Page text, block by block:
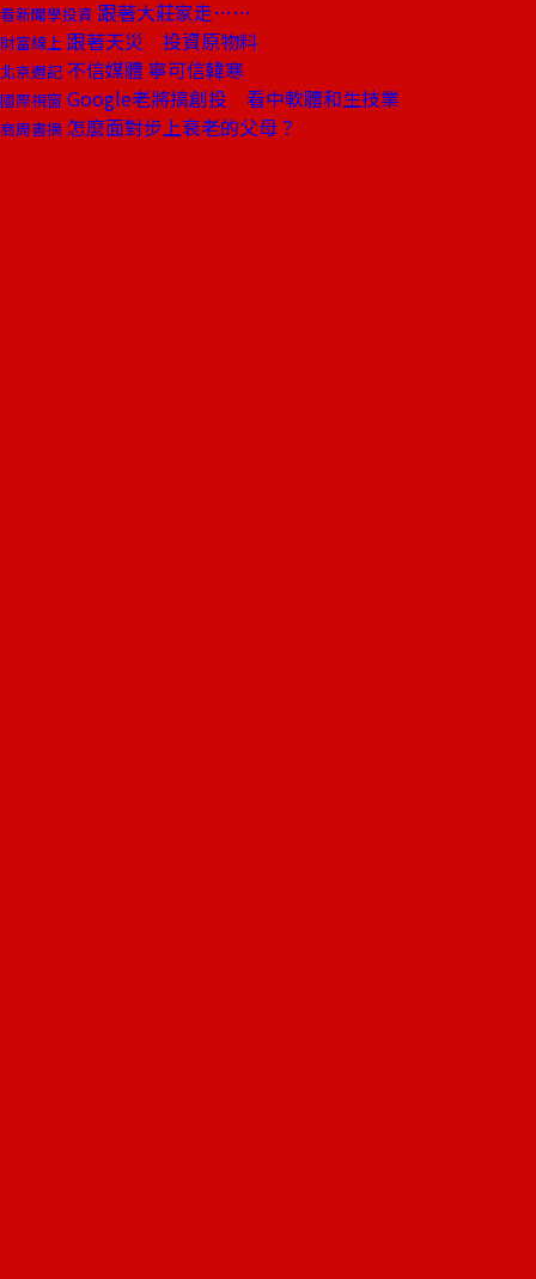
看新聞學投資 跟著大莊家走……
財富線上 跟著天災 投資原物料
北京週記 不信媒體 寧可信韓寒
國際視窗 Google老將搞創投 看中軟體和生技業
商周書摘 怎麼面對步上衰老的父母？